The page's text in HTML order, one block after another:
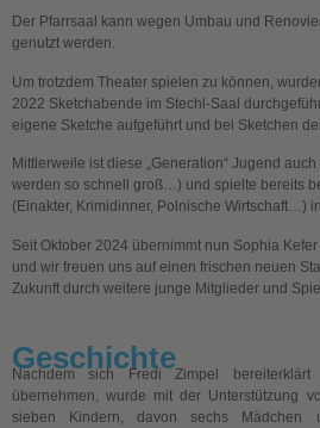
Der Pfarrsaal kann wegen Umbau und
genutzt werden.
Um trotzdem Theater spielen zu können,
2022 Sketchabende im Stechl-Saal
eigene Sketche aufgeführt und bei Sketchen
Mittlerweile ist diese „Generation“ Jugend
werden so schnell groß…) und spielte bereits
(Einakter, Krimidinner, Polnische Wirtschaft…)
Seit Oktober 2024 übernimmt nun Sophia
und wir freuen uns auf einen frischen neuen
Zukunft durch weitere junge Mitglieder und
Geschichte
Nachdem sich Fredi Zimpel
übernehmen, wurde mit der Unterstützung
sieben Kindern, davon sechs